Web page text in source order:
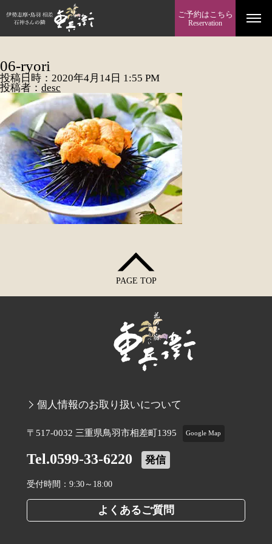
ご予約はこちら
Reservation
06-ryori
投稿日時：2020年4月14日 1:55 PM
投稿者： desc
PAGE TOP
個人情報のお取り扱いについて
〒517-0032 三重県鳥羽市相差町1395 Google Map
Tel.0599-33-6220 発信
受付時間：9:30～18:00
よくあるご質問